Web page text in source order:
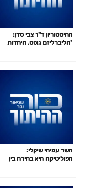
ההיסטוריון ד"ר צבי סדן:
"הליברליזם גוסס, היהדות
השר עמיחי שיקלי:
הפוליטיקה היא בחירה בין